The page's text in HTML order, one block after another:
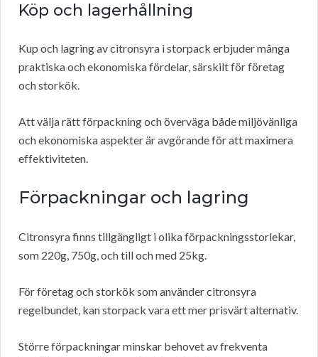
Köp och lagerhållning
Kup och lagring av citronsyra i storpack erbjuder många
praktiska och ekonomiska fördelar, särskilt för företag
och storkök.
Att välja rätt förpackning och överväga både miljövänliga
och ekonomiska aspekter är avgörande för att maximera
effektiviteten.
Förpackningar och lagring
Citronsyra finns tillgängligt i olika förpackningsstorlekar,
som 220g, 750g, och till och med 25kg.
För företag och storkök som använder citronsyra
regelbundet, kan storpack vara ett mer prisvärt alternativ.
Större förpackningar minskar behovet av frekventa